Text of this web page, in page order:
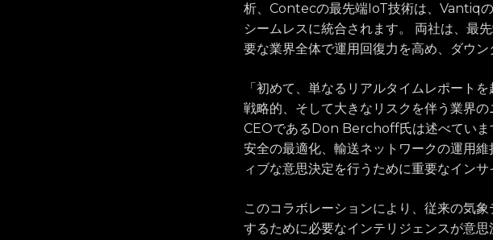
析、Contecの最先端IoT技術は、Vantiq
シームレスに統合されます。 両社は、最
要な業界全体で運用回復力を高め、ダウ
「初めて、単なるリアルタイムレポート
戦略的、そして大きなリスクを伴う業界
CEOであるDon Berchoff氏は述べてい
安全の最適化、輸送ネットワークの運用
ィブな意思決定を行うために重要なイン
このコラボレーションにより、従来の気
するために必要なインテリジェンスが意